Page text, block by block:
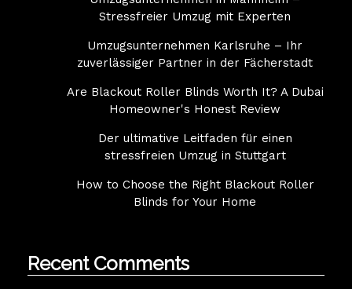
Stressfreier Umzug mit Experten
Umzugsunternehmen Karlsruhe – Ihr
zuverlässiger Partner in der Fächerstadt
Are Blackout Roller Blinds Worth It? A Dubai
Homeowner's Honest Review
Der ultimative Leitfaden für einen
stressfreien Umzug in Stuttgart
How to Choose the Right Blackout Roller
Blinds for Your Home
Recent Comments